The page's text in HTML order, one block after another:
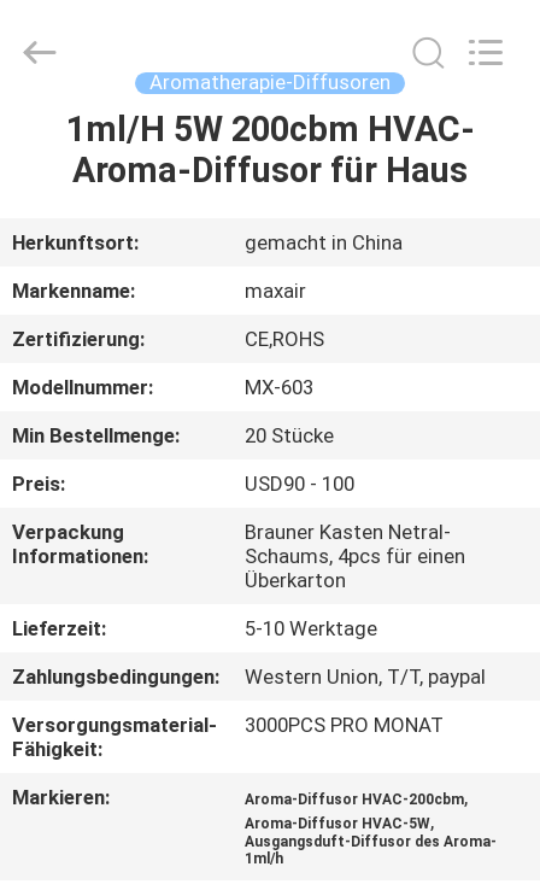
HAUS
ÜBER
UNS
FABRIK-
AUSFLUG
QUALITÄTSKONTROLLE
SIE
MIT
UNS
IN
VERBINDUNG
Aromatherapie-Diffusoren
1ml/H 5W 200cbm HVAC-
Aroma-Diffusor für Haus
Herkunftsort:
gemacht in China
Markenname:
maxair
Zertifizierung:
CE,ROHS
Modellnummer:
MX-603
Min Bestellmenge:
20 Stücke
Preis:
USD90 - 100
Verpackung
Informationen:
Brauner Kasten Netral-
Schaums, 4pcs für einen
Überkarton
Lieferzeit:
5-10 Werktage
Zahlungsbedingungen:
Western Union, T/T, paypal
Versorgungsmaterial-
Fähigkeit:
3000PCS PRO MONAT
Markieren: Aroma-Diffusor HVAC-200cbm,
Aroma-Diffusor HVAC-5W,
Ausgangsduft-Diffusor des Aroma-
1ml/h